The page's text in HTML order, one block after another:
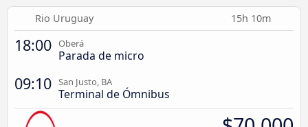
Rio Uruguay 15h 10m
18:00 Oberá
Parada de micro
09:10 San Justo, BA
Terminal de Ómnibus